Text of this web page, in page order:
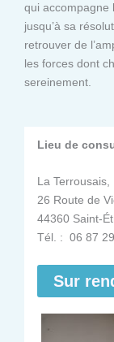
qui accompagne
jusqu’à sa
retrouver de
les forces dont
sereinement.
Lieu de
La Terrousais,
26 Route de
44360 Saint-
Tél. : 06 87
Sur